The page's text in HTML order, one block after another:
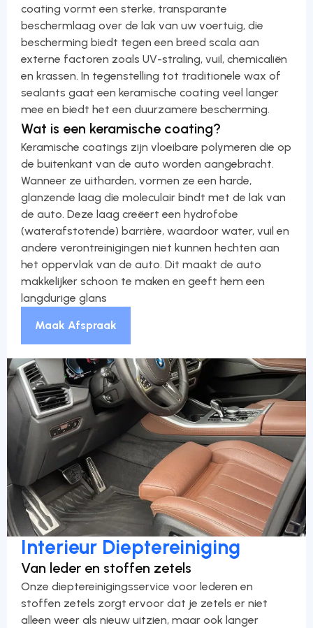
coating vormt een sterke, transparante
beschermlaag over de lak van uw voertuig, die
bescherming biedt tegen een breed scala aan
externe factoren zoals UV-straling, vuil, chemicaliën
en krassen. In tegenstelling tot traditionele wax of
sealants gaat een keramische coating veel langer
mee en biedt het een duurzamere bescherming.
Wat is een keramische coating?
Keramische coatings zijn vloeibare polymeren die op
de buitenkant van de auto worden aangebracht.
Wanneer ze uitharden, vormen ze een harde,
glanzende laag die moleculair bindt met de lak van
de auto. Deze laag creëert een hydrofobe
(waterafstotende) barrière, waardoor water, vuil en
andere verontreinigingen niet kunnen hechten aan
het oppervlak van de auto. Dit maakt de auto
makkelijker schoon te maken en geeft hem een
langdurige glans
Maak Afspraak
Interieur Dieptereiniging
Van leder en stoffen zetels
Onze dieptereinigingsservice voor lederen en
stoffen zetels zorgt ervoor dat je zetels er niet
alleen weer als nieuw uitzien, maar ook langer